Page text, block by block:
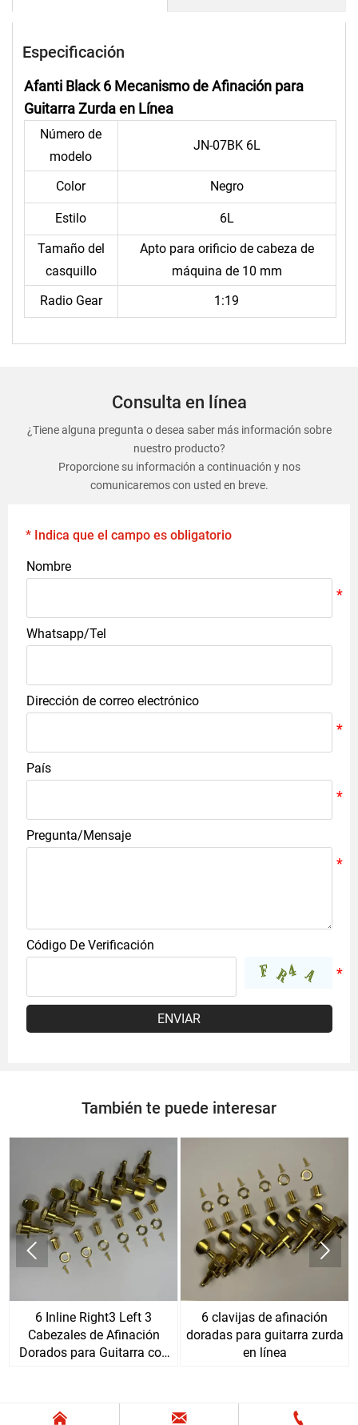
Especificación
Afanti Black 6 Mecanismo de Afinación para
Guitarra Zurda en Línea
Número de
modelo
JN-07BK 6L
Color Negro
Estilo
6L
Tamaño del
casquillo
Apto para orificio de cabeza de
máquina de 10 mm
Radio Gear
1:19
Consulta en línea
¿Tiene alguna pregunta o desea saber más información sobre
nuestro producto?
Proporcione su información a continuación y nos
comunicaremos con usted en breve.
* Indica que el campo es obligatorio
Nombre
Whatsapp/Tel
Dirección de correo electrónico
País
Pregunta/Mensaje
Código De Verificación
ENVIAR
También te puede interesar
6 Inline Right3 Left 3
Cabezales de Afinación
Dorados para Guitarra con
6 clavijas de afinación
doradas para guitarra zurda
en línea
 
  